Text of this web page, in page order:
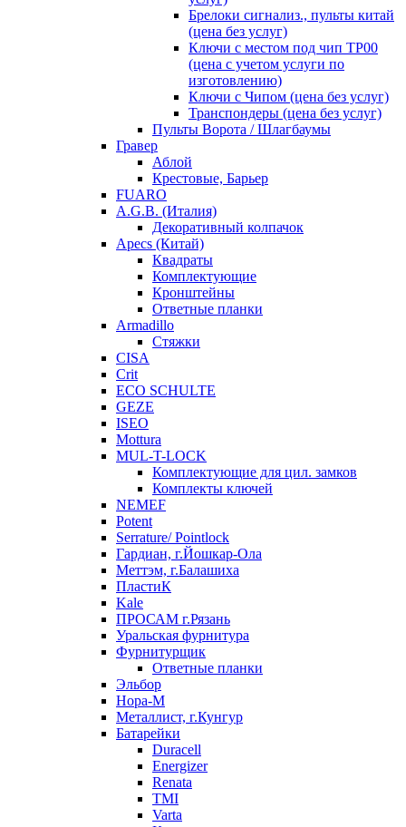
Брелоки сигнализ., пульты китай
(цена без услуг)
Ключи с местом под чип TP00
(цена с учетом услуги по
изготовлению)
Ключи с Чипом (цена без услуг)
Транспондеры (цена без услуг)
Пульты Ворота / Шлагбаумы
Гравер
Аблой
Крестовые, Барьер
FUARO
A.G.B. (Италия)
Декоративный колпачок
Apecs (Китай)
Квадраты
Комплектующие
Кронштейны
Ответные планки
Armadillo
Стяжки
CISA
Crit
ECO SCHULTE
GEZE
ISEO
Mottura
MUL-T-LOCK
Комплектующие для цил. замков
Комплекты ключей
NEMEF
Potent
Serrature/ Pointlock
Гардиан, г.Йошкар-Ола
Меттэм, г.Балашиха
ПластиК
Kale
ПРОСАМ г.Рязань
Уральская фурнитура
Фурнитурщик
Ответные планки
Эльбор
Нора-М
Металлист, г.Кунгур
Батарейки
Duracell
Energizer
Renata
TMI
Varta